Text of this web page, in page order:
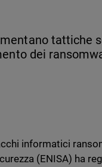
tattiche
dei
informatici
(ENISA) ha